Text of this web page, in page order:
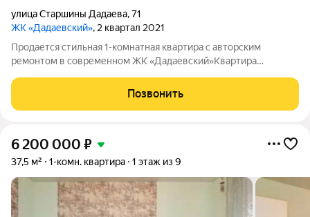
улица Старшины Дадаева,71
ЖК «Дадаевский», 2 квартал 2021
Продается стильная 1-комнатная квартира с авторским
ремонтом в современном ЖК «Дадаевский»Квартира
Общая площадь 38 м, кухня 12 м это полноценная кухня-
гостиная для комфортной жизни и приема
Позвонить
6 200 000 ₽
37,5 м² 1-комн. квартира 1 этаж из 9